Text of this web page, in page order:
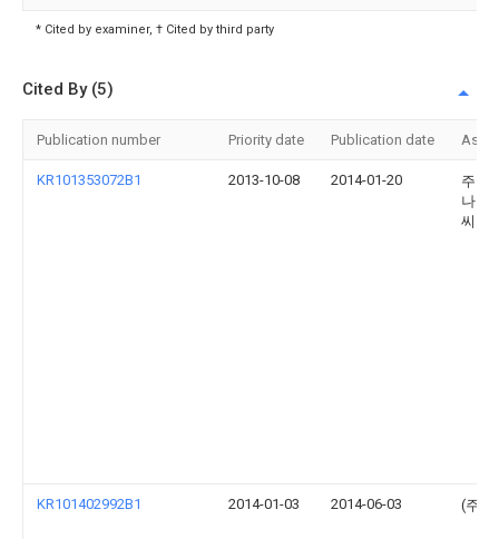
* Cited by examiner, † Cited by third party
Cited By (5)
Publication number Priority date Publication date
KR101353072B1 2013-10-08 2014-01-20
주식
나로
씨
KR101402992B1 2014-01-03 2014-06-03 (주)